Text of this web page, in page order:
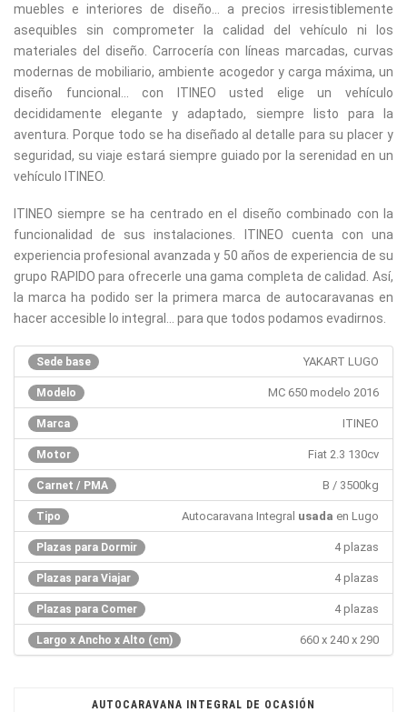
muebles e interiores de diseño... a precios irresistiblemente
asequibles sin comprometer la calidad del vehículo ni los
materiales del diseño. Carrocería con líneas marcadas, curvas
modernas de mobiliario, ambiente acogedor y carga máxima, un
diseño funcional... con ITINEO usted elige un vehículo
decididamente elegante y adaptado, siempre listo para la
aventura. Porque todo se ha diseñado al detalle para su placer y
seguridad, su viaje estará siempre guiado por la serenidad en un
vehículo ITINEO.
ITINEO siempre se ha centrado en el diseño combinado con la
funcionalidad de sus instalaciones. ITINEO cuenta con una
experiencia profesional avanzada y 50 años de experiencia de su
grupo RAPIDO para ofrecerle una gama completa de calidad. Así,
la marca ha podido ser la primera marca de autocaravanas en
hacer accesible lo integral... para que todos podamos evadirnos.
Sede base YAKART LUGO
Modelo MC 650 modelo 2016
Marca ITINEO
Motor Fiat 2.3 130cv
Carnet / PMA B / 3500kg
Tipo Autocaravana Integral usada en Lugo
Plazas para Dormir 4 plazas
Plazas para Viajar 4 plazas
Plazas para Comer 4 plazas
Largo x Ancho x Alto (cm) 660 x 240 x 290
AUTOCARAVANA INTEGRAL DE OCASIÓN